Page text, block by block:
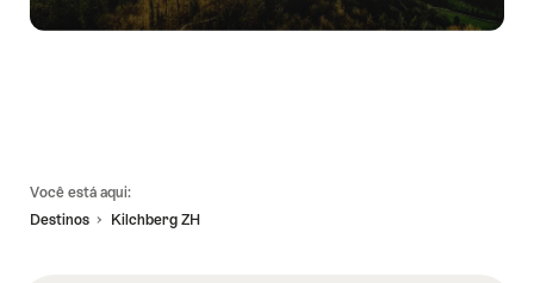
Você está aqui:
Destinos
Kilchberg ZH